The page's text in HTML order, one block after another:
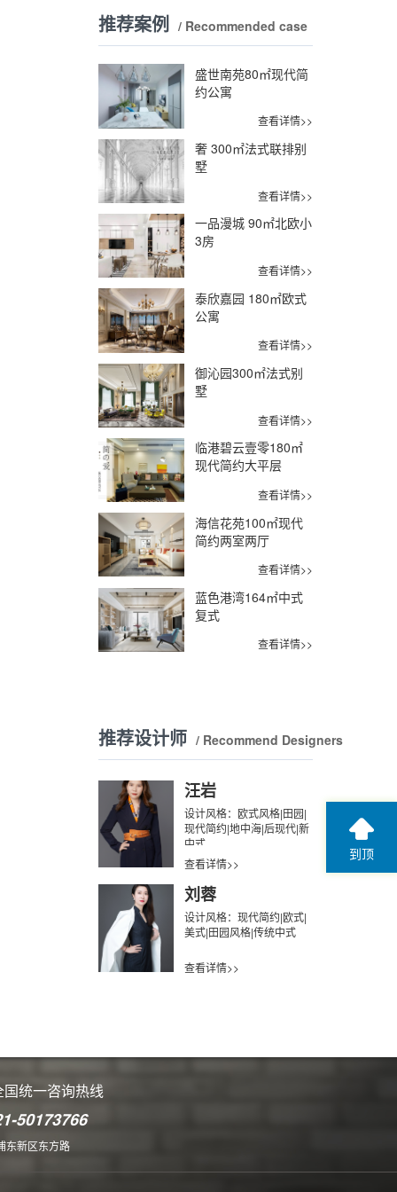
推荐案例 / Recommended case
盛世南苑80㎡现代简
约公寓
查看详情>>
奢 300㎡法式联排别
墅
查看详情>>
一品漫城 90㎡北欧小
3房
查看详情>>
泰欣嘉园 180㎡欧式
公寓
查看详情>>
御沁园300㎡法式别
墅
查看详情>>
临港碧云壹零180㎡
现代简约大平层
查看详情>>
海信花苑100㎡现代
简约两室两厅
查看详情>>
蓝色港湾164㎡中式
复式
查看详情>>
推荐设计师 / Recommend Designers
汪岩
设计风格：欧式风格|田园|
现代简约|地中海|后现代|新
中式
查看详情>>
刘蓉
设计风格：现代简约|欧式|
美式|田园风格|传统中式
查看详情>>
国统一咨询热线
50173766
东新区东方路
到顶